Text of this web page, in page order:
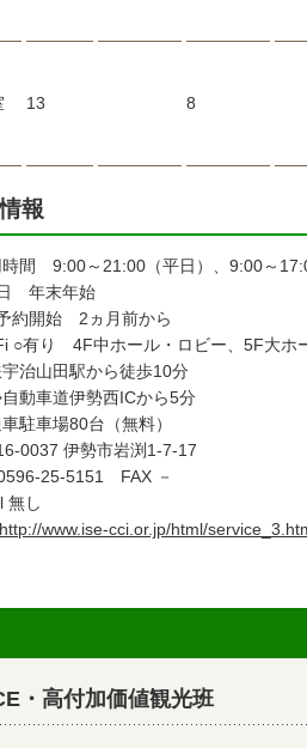
13 8
報
間 9:00～21:00（平日）、9:00～
年末年始
開始 2ヵ月前から
○有り 4F中ホール・ロビー、5F大ホ
治山田駅から徒歩10分
動車道伊勢西ICから5分
駐車場80台（無料）
0037 伊勢市岩渕1-7-17
25-5151 FAX －
し
http://www.ise-cci.or.jp/html/
高付加価値観光班